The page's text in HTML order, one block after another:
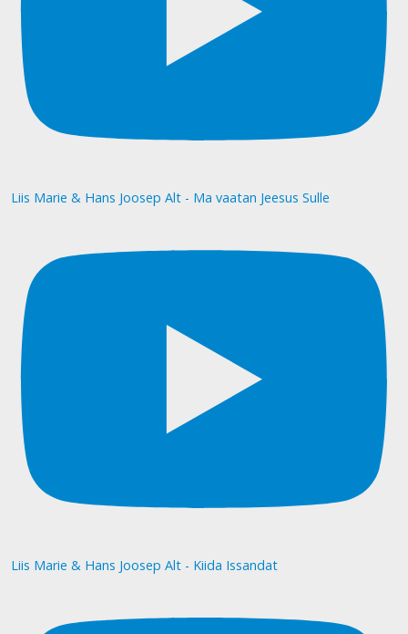
Liis Marie & Hans Joosep Alt - Ma vaatan Jeesus Sulle
Liis Marie & Hans Joosep Alt - Kiida Issandat